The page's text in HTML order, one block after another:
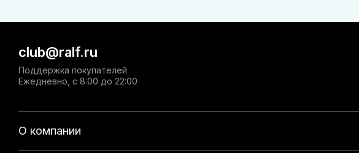
О компании
club@ralf.ru
Поддержка покупателей
Ежедневно, с 8:00 до 22:00